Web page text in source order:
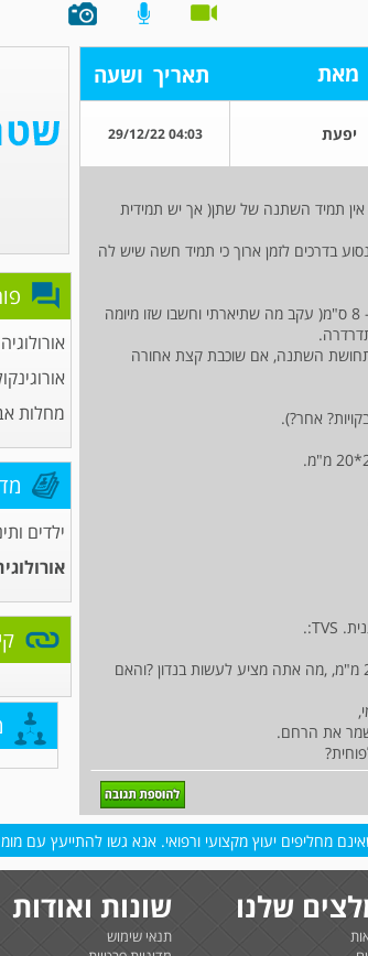
מאת תאריך ושעה
יפעת 04:03 29/12/22
אין תמיד השתנה של שתן( אך יש תמידית
בדרכים לזמן ארוך כי תמיד חשה שיש לה
יש לציין, שלפני שנה עברה כריתת מיומה מקיר קידמי של הרחם שהיה גדול- 8 ס"מ( עקב מה שתיארתי וחשבו שזו מיומה
תחושת השתנה, אם שוכבת קצת אחורה
אחר?).
מבקשת לשאול כמה מהר מיומה גדלה( כרגע המיומה החדשה בגודל 23*20 מ"מ, ,מה אתה מציע לעשות בנדון ?והאם
את הרחם.
מחלות
ילדים
מחליפים יעוץ מקצועי ורפואי. אנא גשו להתייעץ עם
שלנו שונות ואודות
תנאי שימוש